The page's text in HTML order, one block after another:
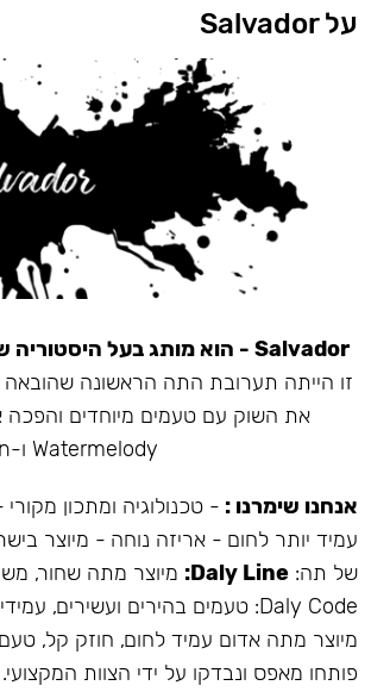
על Salvador
Salvador - הוא מותג בעל היסטוריה שהחלה ב-Daly Code.
את השוק עם טעמים מיוחדים והפכה
Watermelody ו-Grape Britain.
אנחנו שימרנו : - טכנולוגיה ומתכון
של תה: Daly Line: מיוצר מתה שחור,
Daly Code: טעמים בהירים ועשירים, עמידים לחום ומלאים בעשן.
מיוצר מתה אדום עמיד לחום, חוזק קל,
פותחו מאפס ונבדקו על ידי הצוות